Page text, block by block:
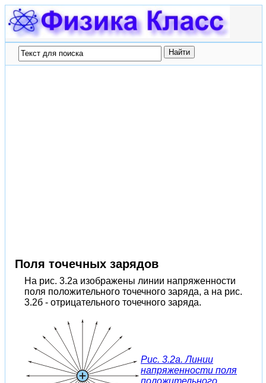
Поля точечных зарядов
На рис. 3.2а изображены линии напряженности
поля положительного точечного заряда, а на рис.
3.2б - отрицательного точечного заряда.
Рис. 3.2а. Линии
напряженности поля
положительного